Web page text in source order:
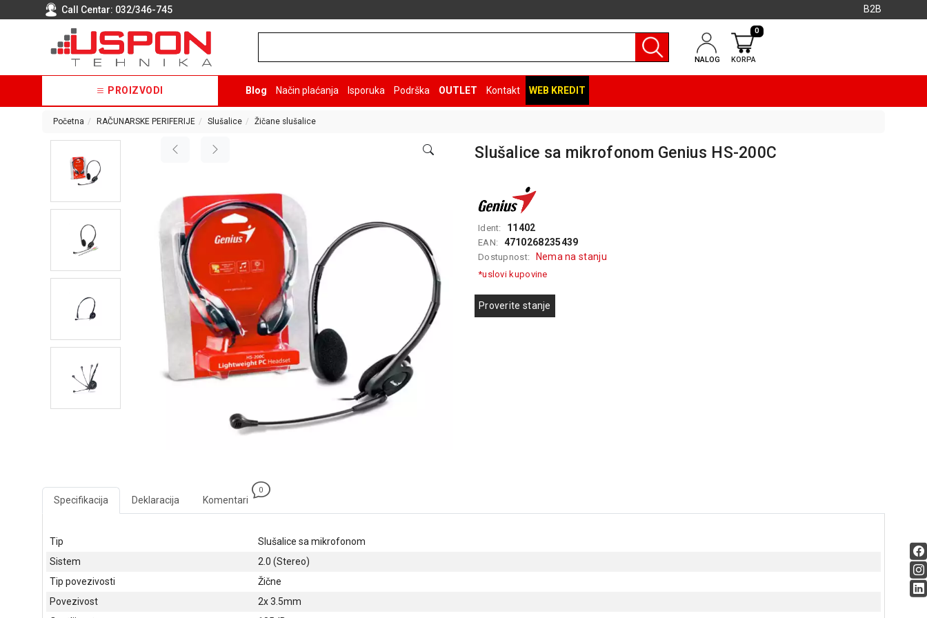
Call Centar: 032/346-745 B2B
NALOG KORPA
0
PROIZVODI Blog Način plaćanja Isporuka Podrška OUTLET Kontakt WEB KREDIT
Početna RAČUNARSKE PERIFERIJE Slušalice Žičane slušalice
Slušalice sa mikrofonom Genius HS-200C
Ident: 11402
EAN: 4710268235439
Dostupnost: Nema na stanju
*uslovi kupovine
Proverite stanje
Specifikacija Deklaracija Komentari
0
Tip
Slušalice sa mikrofonom
Sistem
2.0 (Stereo)
Tip povezivosti
Žične
Povezivost
2x 3.5mm